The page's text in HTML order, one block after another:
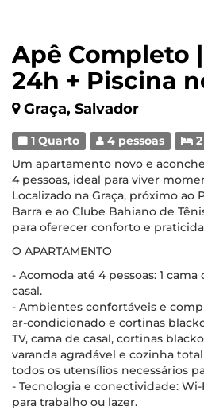
Apê Completo
24h + Piscina
Graça, Salvador
1 Quarto 4 pessoas
Um apartamento novo e
4 pessoas, ideal para viver
Localizado na Graça, próximo ao
Barra e ao Clube Bahiano de
para oferecer conforto e
O APARTAMENTO
- Acomoda até 4 pessoas: 1 cama
casal.
- Ambientes confortáveis e
ar-condicionado e cortinas
TV, cama de casal, cortinas
varanda agradável e cozinha
todos os utensílios necessários
- Tecnologia e conectividade:
para trabalho ou lazer.